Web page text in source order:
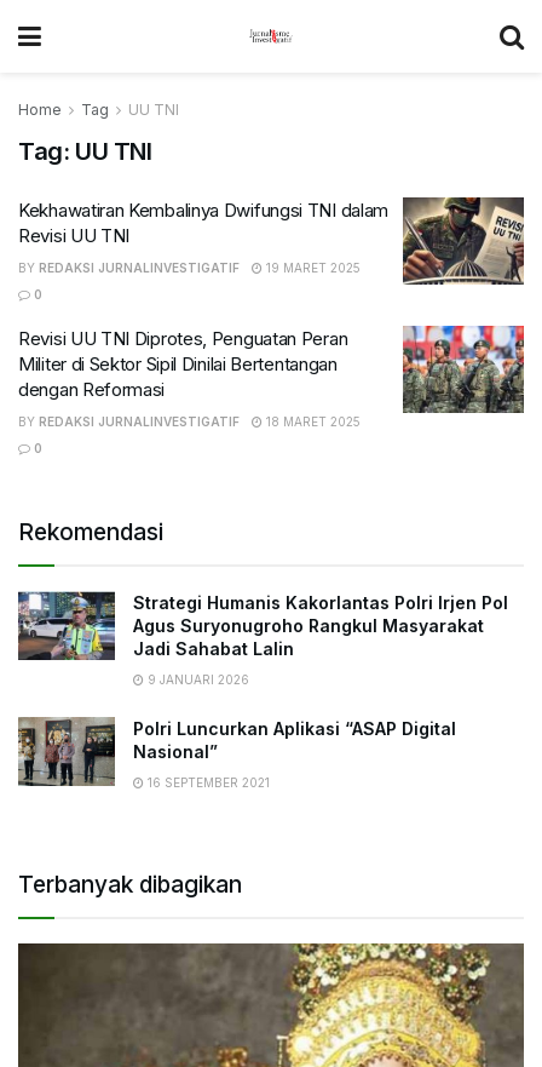
Home Tag UU TNI
Tag: UU TNI
Kekhawatiran Kembalinya Dwifungsi TNI dalam
Revisi UU TNI
BY REDAKSI JURNALINVESTIGATIF
19 MARET 2025
0
Revisi UU TNI Diprotes, Penguatan Peran
Militer di Sektor Sipil Dinilai Bertentangan
dengan Reformasi
BY REDAKSI JURNALINVESTIGATIF
18 MARET 2025
0
Rekomendasi
Strategi Humanis Kakorlantas Polri Irjen Pol
Agus Suryonugroho Rangkul Masyarakat
Jadi Sahabat Lalin
9 JANUARI 2026
Polri Luncurkan Aplikasi “ASAP Digital
Nasional”
16 SEPTEMBER 2021
Terbanyak dibagikan